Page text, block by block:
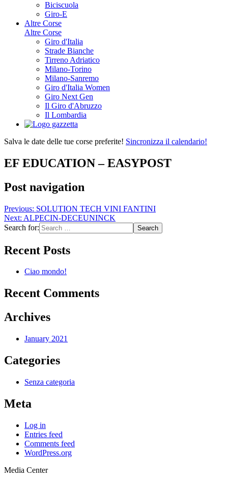
Biciscuola
Giro-E
Altre Corse
Altre Corse
Giro d'Italia
Strade Bianche
Tirreno Adriatico
Milano-Torino
Milano-Sanremo
Giro d'Italia Women
Giro Next Gen
Il Giro d'Abruzzo
Il Lombardia
Salva le date delle tue corse preferite! Sincronizza il calendario!
EF EDUCATION – EASYPOST
Post navigation
Previous: SOLUTION TECH VINI FANTINI
Next: ALPECIN-DECEUNINCK
Search for:
Recent Posts
Ciao mondo!
Recent Comments
Archives
January 2021
Categories
Senza categoria
Meta
Log in
Entries feed
Comments feed
WordPress.org
Media Center